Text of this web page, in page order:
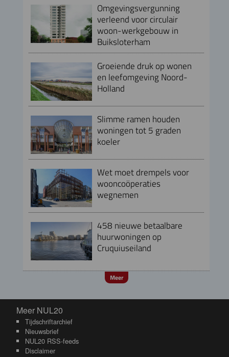
Omgevingsvergunning
verleend voor circulair
woon-werkgebouw in
Buiksloterham
Groeiende druk op wonen
en leefomgeving Noord-
Holland
Slimme ramen houden
woningen tot 5 graden
koeler
Wet moet drempels voor
wooncoöperaties
wegnemen
458 nieuwe betaalbare
huurwoningen op
Cruquiuseiland
Meer
Meer NUL20
Meer NUL20
Tijdschriftarchief
Nieuwsbrief
NUL20 RSS-feeds
Disclaimer